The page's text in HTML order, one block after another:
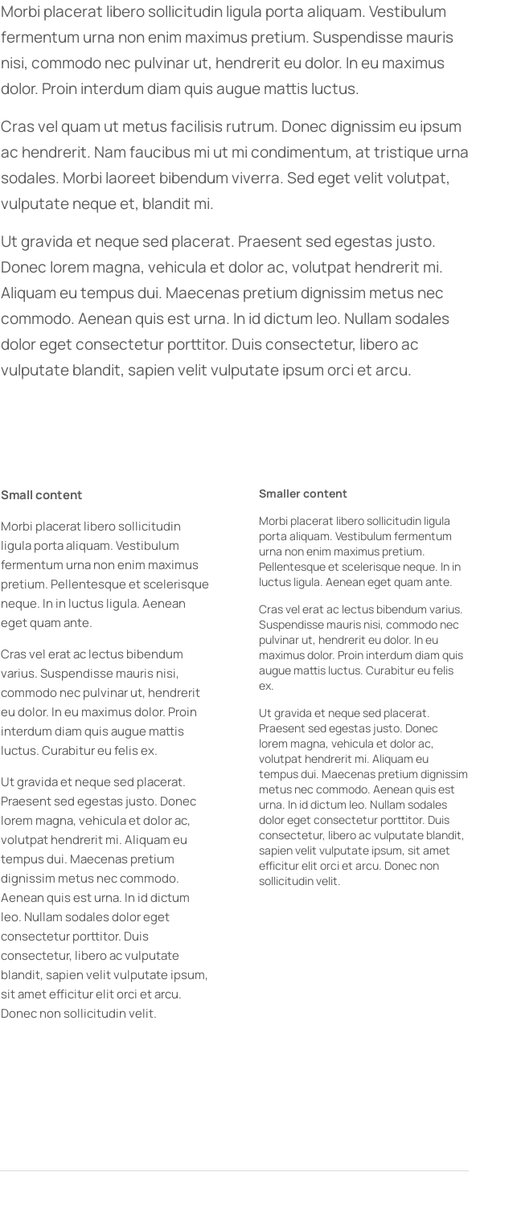
Morbi placerat libero sollicitudin ligula porta aliquam. Vestibulum
fermentum urna non enim maximus pretium. Suspendisse mauris
nisi, commodo nec pulvinar ut, hendrerit eu dolor. In eu maximus
dolor. Proin interdum diam quis augue mattis luctus.
Cras vel quam ut metus facilisis rutrum. Donec dignissim eu ipsum
ac hendrerit. Nam faucibus mi ut mi condimentum, at tristique urna
sodales. Morbi laoreet bibendum viverra. Sed eget velit volutpat,
vulputate neque et, blandit mi.
Ut gravida et neque sed placerat. Praesent sed egestas justo.
Donec lorem magna, vehicula et dolor ac, volutpat hendrerit mi.
Aliquam eu tempus dui. Maecenas pretium dignissim metus nec
commodo. Aenean quis est urna. In id dictum leo. Nullam sodales
dolor eget consectetur porttitor. Duis consectetur, libero ac
vulputate blandit, sapien velit vulputate ipsum orci et arcu.
Small content
Morbi placerat libero sollicitudin
ligula porta aliquam. Vestibulum
fermentum urna non enim maximus
pretium. Pellentesque et scelerisque
neque. In in luctus ligula. Aenean
eget quam ante.
Cras vel erat ac lectus bibendum
varius. Suspendisse mauris nisi,
commodo nec pulvinar ut, hendrerit
eu dolor. In eu maximus dolor. Proin
interdum diam quis augue mattis
luctus. Curabitur eu felis ex.
Ut gravida et neque sed placerat.
Praesent sed egestas justo. Donec
lorem magna, vehicula et dolor ac,
volutpat hendrerit mi. Aliquam eu
tempus dui. Maecenas pretium
dignissim metus nec commodo.
Aenean quis est urna. In id dictum
leo. Nullam sodales dolor eget
consectetur porttitor. Duis
consectetur, libero ac vulputate
blandit, sapien velit vulputate ipsum,
sit amet efficitur elit orci et arcu.
Donec non sollicitudin velit.
Smaller content
Morbi placerat libero sollicitudin ligula
porta aliquam. Vestibulum fermentum
urna non enim maximus pretium.
Pellentesque et scelerisque neque. In in
luctus ligula. Aenean eget quam ante.
Cras vel erat ac lectus bibendum varius.
Suspendisse mauris nisi, commodo nec
pulvinar ut, hendrerit eu dolor. In eu
maximus dolor. Proin interdum diam quis
augue mattis luctus. Curabitur eu felis
ex.
Ut gravida et neque sed placerat.
Praesent sed egestas justo. Donec
lorem magna, vehicula et dolor ac,
volutpat hendrerit mi. Aliquam eu
tempus dui. Maecenas pretium dignissim
metus nec commodo. Aenean quis est
urna. In id dictum leo. Nullam sodales
dolor eget consectetur porttitor. Duis
consectetur, libero ac vulputate blandit,
sapien velit vulputate ipsum, sit amet
efficitur elit orci et arcu. Donec non
sollicitudin velit.